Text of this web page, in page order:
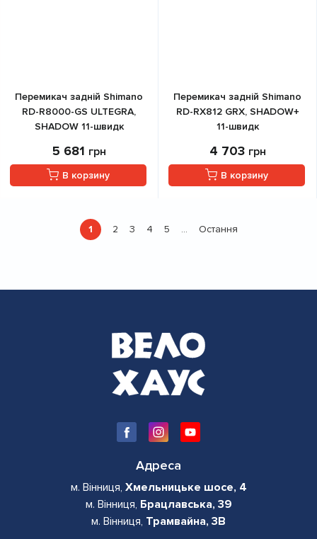
Перемикач задній Shimano
RD-R8000-GS ULTEGRA,
SHADOW 11-швидк
5 681 грн
В корзину
Перемикач задній Shimano
RD-RX812 GRX, SHADOW+
11-швидк
4 703 грн
В корзину
Розбивка
на
Поточна
сторінка
1 Страница
2 Страница
3 Страница
4 Страница
5 …
Остання
Остання
Адреса
м. Вінниця, Хмельницьке шосе, 4
м. Вінниця, Брацлавська, 39
м. Вінниця, Трамвайна, 3В